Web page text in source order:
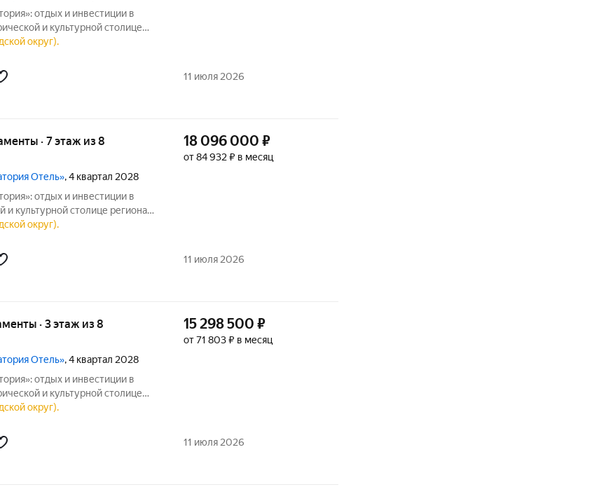
отдых и инвестиции в
округ).
11 июля 2026
· 7 этаж из 8
Отель», 4 квартал 2028
отдых и инвестиции в
«Космос Смарт Евпатория».
18 096 000 ₽
от 84 932 ₽ в месяц
округ).
11 июля 2026
· 3 этаж из 8
Отель», 4 квартал 2028
отдых и инвестиции в
15 298 500 ₽
от 71 803 ₽ в месяц
округ).
11 июля 2026